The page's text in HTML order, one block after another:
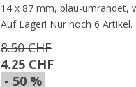
14 x 87 mm, blau-umrandet,
Auf Lager! Nur noch 6 Artikel.
8.50 CHF
4.25 CHF
- 50 %